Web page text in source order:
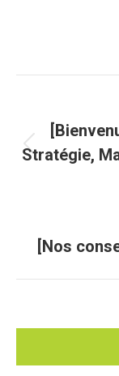
article
Stratégie,
[Nos